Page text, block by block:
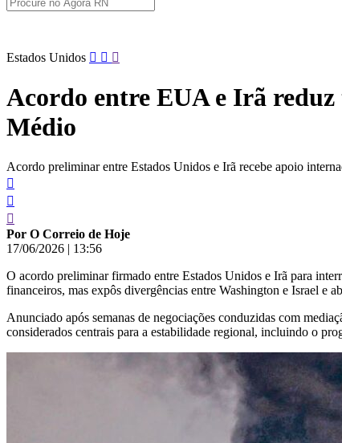
Pular
conteúdo
Estados Unidos
Acordo entre EUA e Irã reduz
Médio
Acordo preliminar entre Estados Unidos e Irã recebe apoio
Por O Correio de Hoje
17/06/2026 | 13:56
O acordo preliminar firmado entre Estados Unidos e Irã para
financeiros, mas expôs divergências entre Washington e Israel e
Anunciado após semanas de negociações conduzidas com
considerados centrais para a estabilidade regional, incluindo o